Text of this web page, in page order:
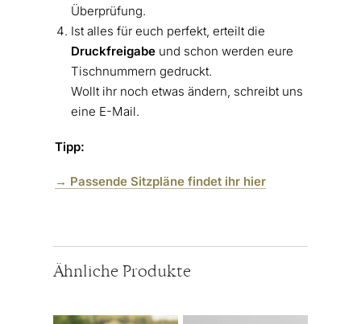
Überprüfung.
Ist alles für euch perfekt, erteilt die
Druckfreigabeund schon werden eure
Tischnummern gedruckt.
Wollt ihr noch etwas ändern, schreibt uns
eine E-Mail.
Tipp:
→ Passende Sitzpläne findet ihr hier
Ähnliche Produkte